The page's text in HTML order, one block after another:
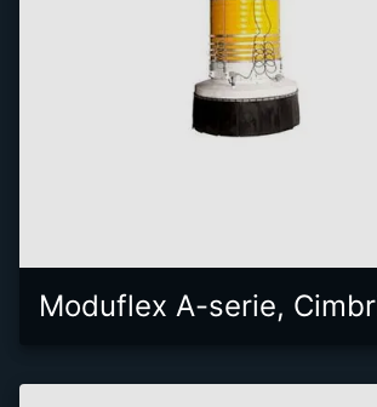
Moduflex A-serie,